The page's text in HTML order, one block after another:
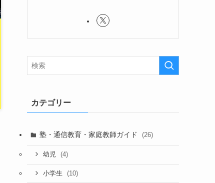
カテゴリー
塾・通信教育・家庭教師ガイド (26)
幼児 (4)
小学生 (10)